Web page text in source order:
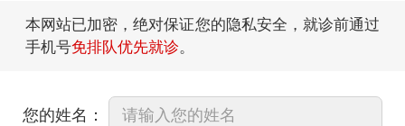
本网站已加密，绝对保证您的隐私安全，就诊前通过
手机号免排队优先就诊。
您的姓名：